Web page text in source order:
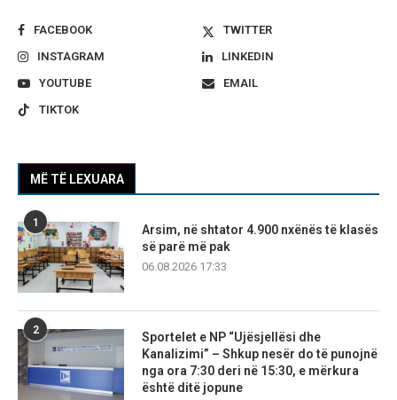
FACEBOOK
TWITTER
INSTAGRAM
LINKEDIN
YOUTUBE
EMAIL
TIKTOK
MË TË LEXUARA
1
Arsim, në shtator 4.900 nxënës të klasës
së parë më pak
06.08.2026 17:33
2
Sportelet e NP “Ujësjellësi dhe
Kanalizimi” – Shkup nesër do të punojnë
nga ora 7:30 deri në 15:30, e mërkura
është ditë jopune